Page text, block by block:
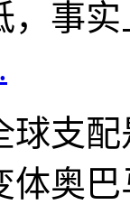
，事
球支
体奥